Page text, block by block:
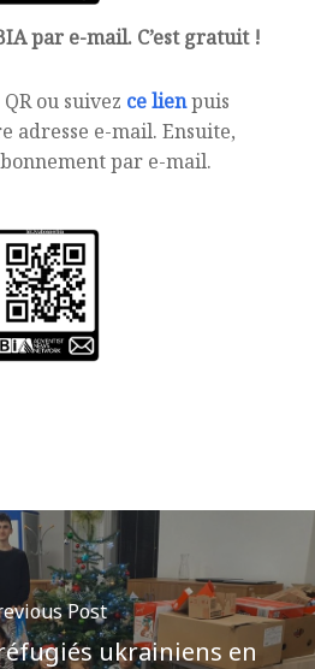
par e-mail. C’est gratuit !
ou suivez ce lienpuis
adresse e-mail. Ensuite,
par e-mail.
Post
ukrainiens en